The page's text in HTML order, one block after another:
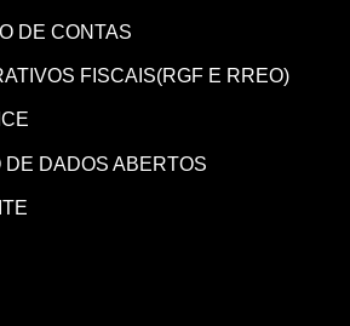
DE CONTAS
FISCAIS(RGF E RREO)
DE DADOS ABERTOS